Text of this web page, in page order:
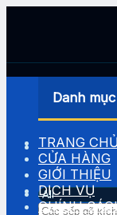
Tìm
Danh
TRANG CHỦ
CỬA HÀNG
GIỚI THIỆU
DỊCH VỤ
CHÍNH